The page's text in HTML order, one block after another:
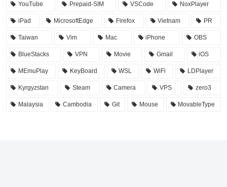
YouTube Prepaid-SIM VSCode NoxPlayer
iPad MicrosoftEdge Firefox Vietnam PR
Taiwan Vim Mac iPhone OBS
BlueStacks VPN Movie Gmail iOS
MEmuPlay KeyBoard WSL WiFi LDPlayer
Kyrgyzstan Steam Camera VPS zero3
Malaysia Cambodia Git Mouse MovableType